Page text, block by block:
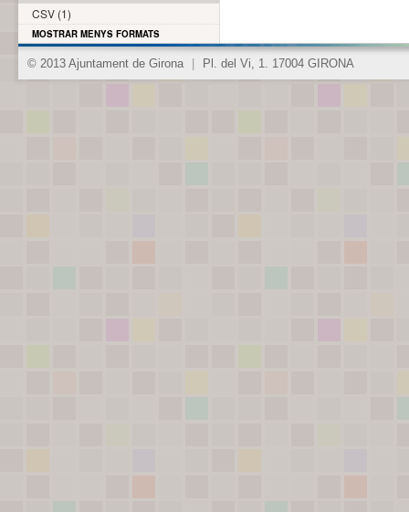
CSV (1)
MOSTRAR MENYS FORMATS
© 2013 Ajuntament de Girona Pl. del Vi, 1. 17004 GIRONA